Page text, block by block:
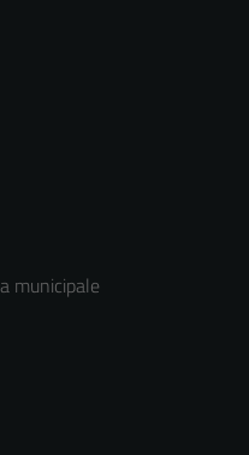
municipale
Tecnici
Questi cookie